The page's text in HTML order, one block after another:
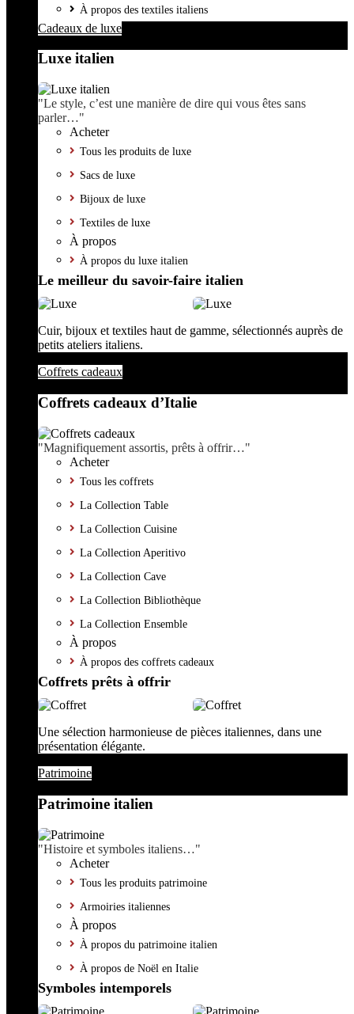
À propos des textiles italiens
Cadeaux de luxe
Luxe italien
"Le style, c’est une manière de dire qui vous êtes sans
parler…"
Acheter
Tous les produits de luxe
Sacs de luxe
Bijoux de luxe
Textiles de luxe
À propos
À propos du luxe italien
Le meilleur du savoir-faire italien
Cuir, bijoux et textiles haut de gamme, sélectionnés auprès de
petits ateliers italiens.
Coffrets cadeaux
Coffrets cadeaux d’Italie
"Magnifiquement assortis, prêts à offrir…"
Acheter
Tous les coffrets
La Collection Table
La Collection Cuisine
La Collection Aperitivo
La Collection Cave
La Collection Bibliothèque
La Collection Ensemble
À propos
À propos des coffrets cadeaux
Coffrets prêts à offrir
Une sélection harmonieuse de pièces italiennes, dans une
présentation élégante.
Patrimoine
Patrimoine italien
"Histoire et symboles italiens…"
Acheter
Tous les produits patrimoine
Armoiries italiennes
À propos
À propos du patrimoine italien
À propos de Noël en Italie
Symboles intemporels